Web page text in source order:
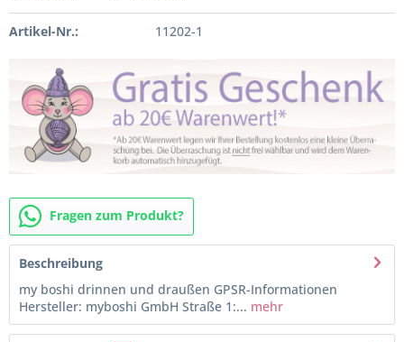
Artikel-Nr.: 11202-1
Fragen zum Produkt?
Beschreibung
my boshi drinnen und draußen GPSR-Informationen
Hersteller: myboshi GmbH Straße 1:... mehr